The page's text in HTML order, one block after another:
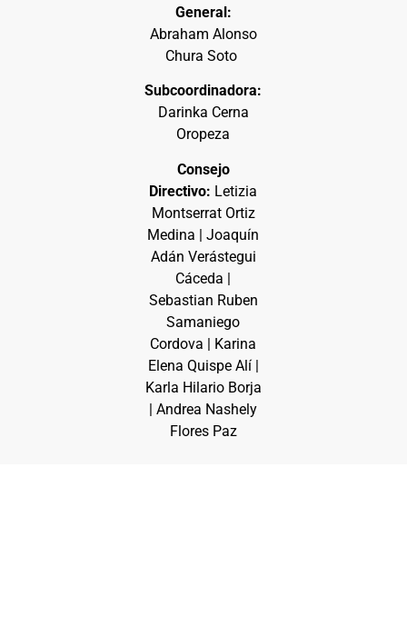
General:
Abraham Alonso
Chura Soto
Subcoordinadora:
Darinka Cerna
Oropeza
Consejo
Directivo: Letizia
Montserrat Ortiz
Medina | Joaquín
Adán Verástegui
Cáceda |
Sebastian Ruben
Samaniego
Cordova | Karina
Elena Quispe Alí |
Karla Hilario Borja
| Andrea Nashely
Flores Paz